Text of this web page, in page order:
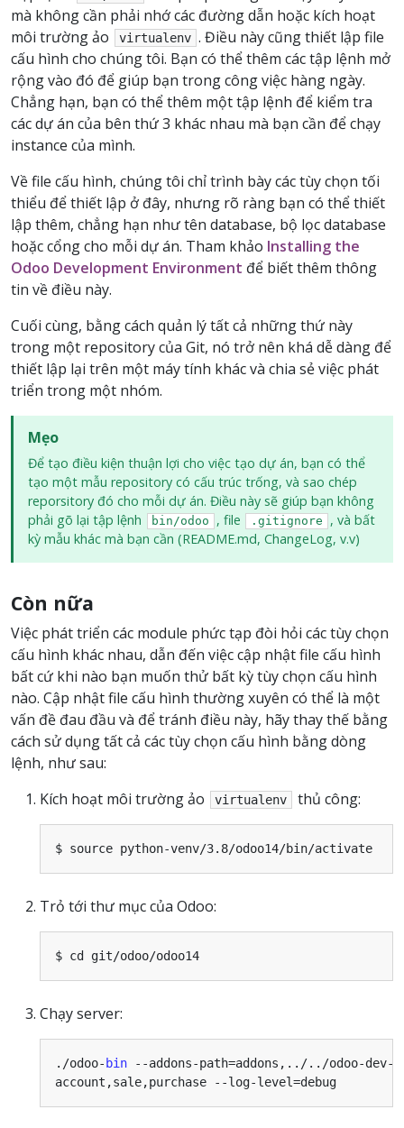
mà không cần phải nhớ các đường dẫn hoặc kích hoạt
môi trường ảo
virtualenv . Điều này cũng thiết lập file
cấu hình cho chúng tôi. Bạn có thể thêm các tập lệnh mở
rộng vào đó để giúp bạn trong công việc hàng ngày.
Chẳng hạn, bạn có thể thêm một tập lệnh để kiểm tra
các dự án của bên thứ 3 khác nhau mà bạn cần để chạy
instance của mình.
Về file cấu hình, chúng tôi chỉ trình bày các tùy chọn tối
thiểu để thiết lập ở đây, nhưng rõ ràng bạn có thể thiết
lập thêm, chẳng hạn như tên database, bộ lọc database
hoặc cổng cho mỗi dự án. Tham khảo Installing the
Odoo Development Environment để biết thêm thông
tin về điều này.
Cuối cùng, bằng cách quản lý tất cả những thứ này
trong một repository của Git, nó trở nên khá dễ dàng để
thiết lập lại trên một máy tính khác và chia sẻ việc phát
triển trong một nhóm.
Mẹo
Để tạo điều kiện thuận lợi cho việc tạo dự án, bạn có thể
tạo một mẫu repository có cấu trúc trống, và sao chép
reporsitory đó cho mỗi dự án. Điều này sẽ giúp bạn không
phải gõ lại tập lệnh
bin/odoo , file .gitignore
, và bất
kỳ mẫu khác mà bạn cần (README.md, ChangeLog, v.v)
Còn nữa
Việc phát triển các module phức tạp đòi hỏi các tùy chọn
cấu hình khác nhau, dẫn đến việc cập nhật file cấu hình
bất cứ khi nào bạn muốn thử bất kỳ tùy chọn cấu hình
nào. Cập nhật file cấu hình thường xuyên có thể là một
vấn đề đau đầu và để tránh điều này, hãy thay thế bằng
cách sử dụng tất cả các tùy chọn cấu hình bằng dòng
lệnh, như sau:
Kích hoạt môi trường ảo
virtualenv thủ công:
Trỏ tới thư mục của Odoo:
Chạy server:
./odoo-bin --addons-path=addons , ../../odoo-dev-
account ,sale,purchase --log-level=debug